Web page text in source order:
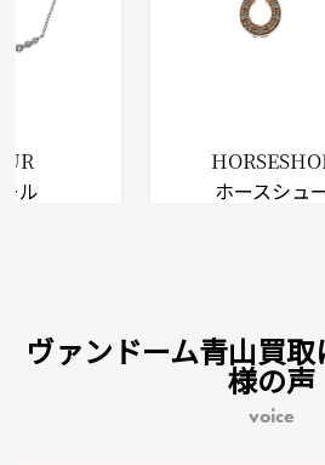
ル ホースシュ
ヴァンドーム青山買
様の声
voice